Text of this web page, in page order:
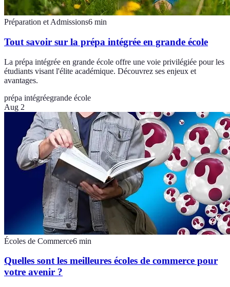
Préparation et Admissions6 min
Tout savoir sur la prépa intégrée en grande école
La prépa intégrée en grande école offre une voie privilégiée pour les
étudiants visant l'élite académique. Découvrez ses enjeux et
avantages.
prépa intégréegrande école
Aug 2
Écoles de Commerce6 min
Quelles sont les meilleures écoles de commerce pour
votre avenir ?